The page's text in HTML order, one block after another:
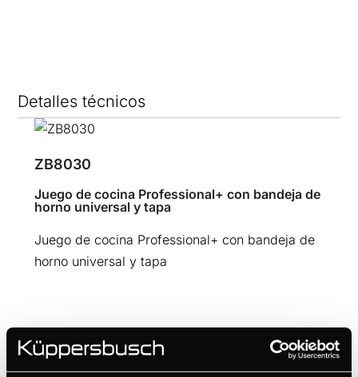
Detalles técnicos
ZB8030
Juego de cocina Professional+ con bandeja de
horno universal y tapa
Juego de cocina Professional+ con bandeja de
horno universal y tapa